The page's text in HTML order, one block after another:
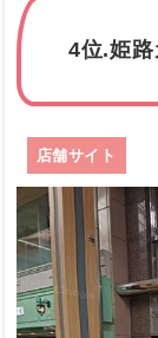
4位.姫
店舗サイト